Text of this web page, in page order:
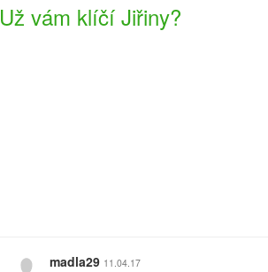
Už vám klíčí Jiřiny?
madla29 11.04.17